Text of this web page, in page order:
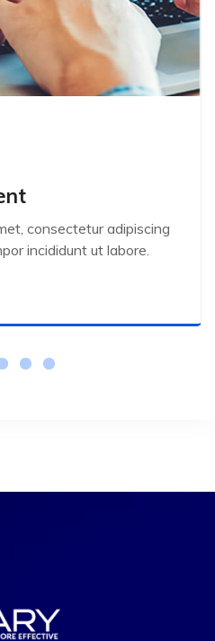
consectetur adipiscing
incididunt ut labore.